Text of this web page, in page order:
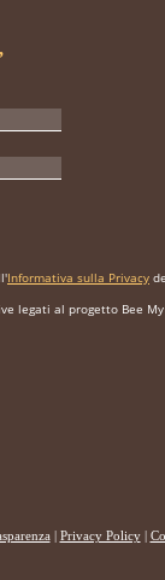
Informativa sulla Privacy
legati al progetto Bee My
| Privacy Policy|